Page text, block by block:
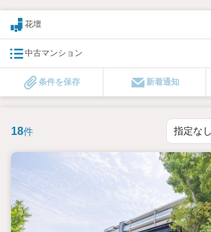
花壇
中古マンション
条件を保存 新着通知
18件